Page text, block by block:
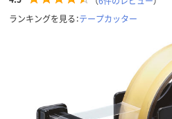
ランキングを見る：テープカッター